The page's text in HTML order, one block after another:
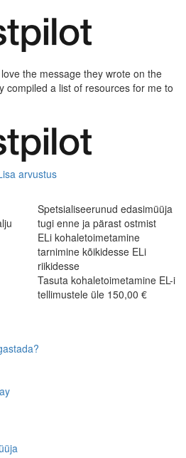
the message they wrote on the
compiled a list of resources for me to
arvustus
Spetsialiseerunud edasimüüja
tugi enne ja pärast ostmist
ELi kohaletoimetamine
tarnimine kõikidesse ELi
riikidesse
Tasuta kohaletoimetamine EL-i
tellimustele üle 150,00 €